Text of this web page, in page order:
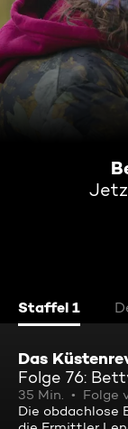
Staffel 1
Das
Folge 76:
35 Min. Folge
Die obdachlose